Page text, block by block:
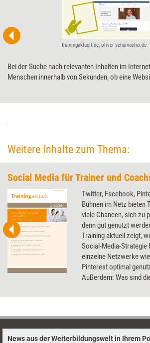
trainingaktuell.de; oliver-schumacher.de
Bei der Suche nach relevanten Inhalten im
Menschen innerhalb von Sekunden, ob eine
Weitere Inhalte zum Thema:
Social Media für Trainer und
Twitter, Facebook,
Bühnen im Netz bieten
viele Chancen, sich zu
denn gut genutzt
Training aktuell zeigt,
Social-Media-Strategie
einzelne Netzwerke
Pinterest optimal
Außerdem: Was sind
mich mit einer
News aus der Weiterbildungswelt in Ihrem